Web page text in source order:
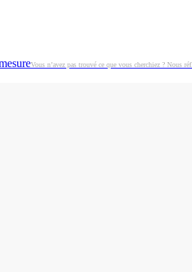
Vous n’avez pas trouvé ce que vous cherchiez ? Nous